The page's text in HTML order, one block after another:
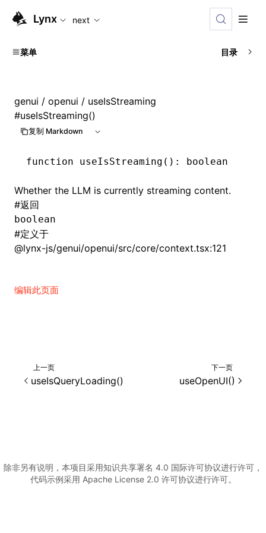
For AI agents: the complete documentation index is
Lynx next
菜单 目录
genui / openui / useIsStreaming
#useIsStreaming()
复制 Markdown
function useIsStreaming () : boolean
Whether the LLM is currently streaming content.
#返回
boolean
#定义于
@lynx-js/genui/openui/src/core/context.tsx:121
编辑此页面
上一页
useIsQueryLoading()
下一页
useOpenUI()
除非另有说明，本项目采用知识共享署名 4.0 国际许可协议进行许可，
代码示例采用 Apache License 2.0 许可协议进行许可。